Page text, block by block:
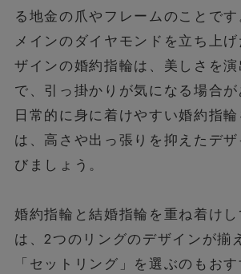
る地金の爪やフレームのことです
メインのダイヤモンドを立ち上
ザインの婚約指輪は、美しさを
で、引っ掛かりが気になる場合が
日常的に身に着けやすい婚約指
は、高さや出っ張りを抑えたデ
びましょう。
婚約指輪と結婚指輪を重ね着け
は、2つのリングのデザインが揃
「セットリング」を選ぶのもおす